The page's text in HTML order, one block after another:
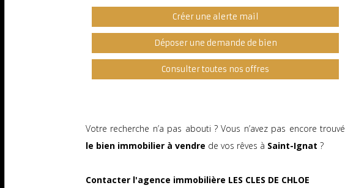
Créer une alerte mail
Déposer une demande de bien
Consulter toutes nos offres
Votre recherche n’a pas abouti ? Vous n’avez pas encore trouvé
le bien immobilier à vendre de vos rêves à Saint-Ignat ?
Contacter l'agence immobilière LES CLES DE CHLOE